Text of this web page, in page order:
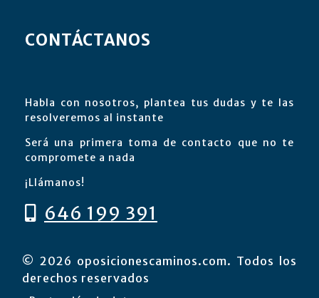
CONTÁCTANOS
Habla con nosotros, plantea tus dudas y te las
resolveremos al instante
Será una primera toma de contacto que no te
compromete a nada
¡Llámanos!
646 199 391
© 2026 oposicionescaminos.com. Todos los
derechos reservados